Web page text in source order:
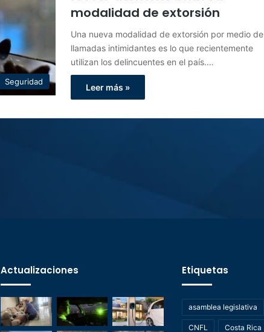
Seguridad
modalidad de extorsión
Una nueva modalidad de extorsión por medio de
llamadas intimidantes es lo que recientemente
utilizan los delincuentes en el país.…
Leer más »
Actualizaciones Etiquetas
asamblea legislativa
CNFL Costa Rica